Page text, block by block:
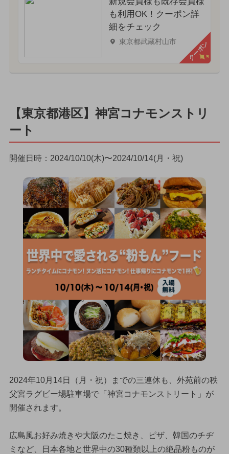
も利用OK！クーポン詳
細をチェック
東京都武蔵村山市 クーポン
【東京都港区】神宮コナモンストリ
ート
開催日時：2024/10/10(木)〜2024/10/14(月・祝)
2024年10月14日（月・祝）までの三連休も、外苑前の秩
父宮ラグビー場駐車場で「神宮コナモンストリート」が
開催されます。
広島風お好み焼きや大阪のたこ焼き、ピザ、韓国のチヂ
ミなど、日本各地と世界中の30種類以上の絶品粉ものが